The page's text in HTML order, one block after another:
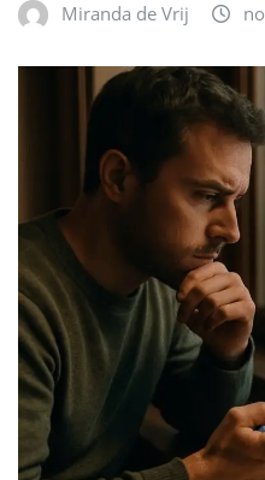
Miranda de Vrij